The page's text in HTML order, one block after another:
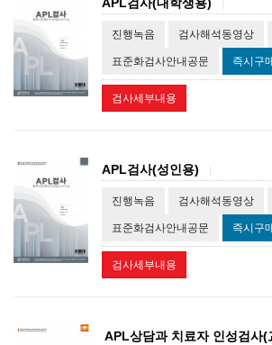
APL검사(대학생용)
진행녹음 검사해석동영상
표준화검사안내공문 즉시구
검사세부내용
APL검사(성인용)
진행녹음 검사해석동영상
표준화검사안내공문 즉시구
검사세부내용
APL상담과 치료자 인성검사(